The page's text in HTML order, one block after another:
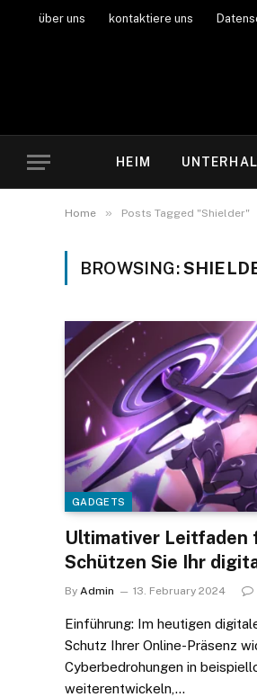
über uns kontaktiere uns
HEIM
Home » Posts Tagged "Shielder"
BROWSING:
GADGETS
Ultimativer Leitfaden
Schützen Sie Ihr
By Admin 13. February 2024
Einführung: Im heutigen
Schutz Ihrer Online-Präsenz
Cyberbedrohungen in
weiterentwickeln,…